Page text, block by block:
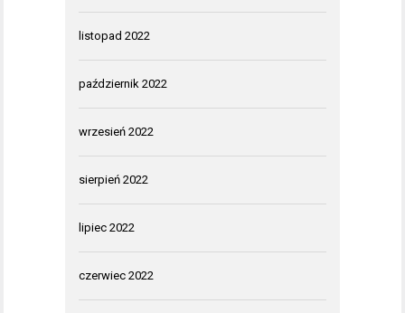
listopad 2022
październik 2022
wrzesień 2022
sierpień 2022
lipiec 2022
czerwiec 2022